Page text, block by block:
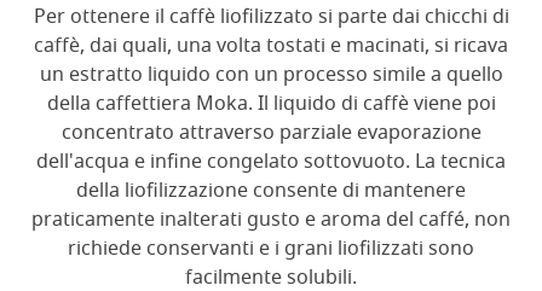
Per ottenere il caffè liofilizzato si parte dai chicchi di
caffè, dai quali, una volta tostati e macinati, si ricava
un estratto liquido con un processo simile a quello
della caffettiera Moka. Il liquido di caffè viene poi
concentrato attraverso parziale evaporazione
dell'acqua e infine congelato sottovuoto. La tecnica
della liofilizzazione consente di mantenere
praticamente inalterati gusto e aroma del caffé, non
richiede conservanti e i grani liofilizzati sono
facilmente solubili.